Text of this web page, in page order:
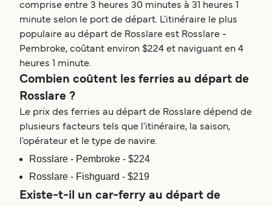
comprise entre 3 heures 30 minutes à 31 heures 1
minute selon le port de départ. L'itinéraire le plus
populaire au départ de Rosslare est Rosslare -
Pembroke, coûtant environ $224 et naviguant en 4
heures 1 minute.
Combien coûtent les ferries au départ de
Rosslare ?
Le prix des ferries au départ de Rosslare dépend de
plusieurs facteurs tels que l'itinéraire, la saison,
l'opérateur et le type de navire.
Rosslare - Pembroke - $224
Rosslare - Fishguard - $219
Existe-t-il un car-ferry au départ de